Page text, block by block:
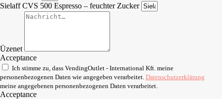
Sielaff CVS 500 Espresso – feuchter Zucker
Üzenet
Acceptance
Ich stimme zu, dass VendingOutlet - International Kft. meine
personenbezogenen Daten wie angegeben verarbeitet. Datenschutzerklärung
meine angegebenen personenbezogenen Daten verarbeitet.
Acceptance